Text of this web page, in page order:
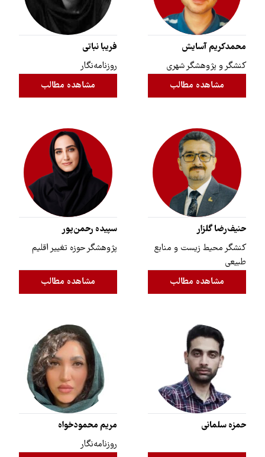
محمدکریم آسایش
کنشگر و پژوهشگر شهری
مشاهده مطالب
فریبا نباتی
روزنامه‌نگار
مشاهده مطالب
حنیف‌رضا گلزار
کنشگر محیط زیست و منابع
طبیعی
مشاهده مطالب
سپیده رحمن‌پور
پژوهشگر حوزه تغییر اقلیم
مشاهده مطالب
حمزه سلمانی
مریم محمودخواه
روزنامه‌نگار